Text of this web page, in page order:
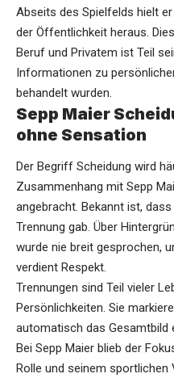
Abseits des Spielfelds hielt
der Öffentlichkeit heraus.
Beruf und Privatem ist Teil
Informationen zu
behandelt wurden.
Sepp Maier
ohne Sensation
Der Begriff Scheidung wird
Zusammenhang mit Sepp
angebracht. Bekannt ist,
Trennung gab. Über
wurde nie breit gesprochen,
verdient Respekt.
Trennungen sind Teil vieler
Persönlichkeiten. Sie
automatisch das Gesamtbild
Bei Sepp Maier blieb der
Rolle und seinem sportlichen